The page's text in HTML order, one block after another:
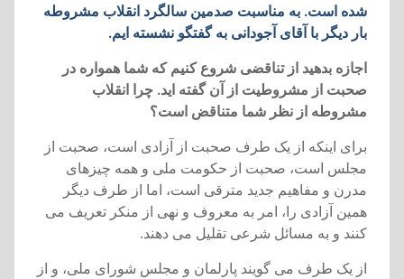
شده است. به مناسبت صدمين سالگرد انقلاب مشروطه
بار ديگر با آقای آجودانی به گفتگو نشسته ايم.
اجازه بدهيد از تناقضی شروع کنيم که شما همواره در
صحبت از مشروطيت از آن گفته ايد. چرا انقلاب
مشروطه از نظر شما متناقض است؟
برای اينکه از يک طرف صحبت از آزادی است، صحبت از
مجلس است، صحبت از حکومت ملی و همه چيزهای
مدرن و مفاهيم جديد مترقی است، اما از طرف ديگر
همين آزادی را، امر به معروف و نهی از منکر تعريف می
کنند و به مسائل شرعی تقليل می دهند.
از يک طرف می گويند پارلمان و مجلس شورای ملی، و از